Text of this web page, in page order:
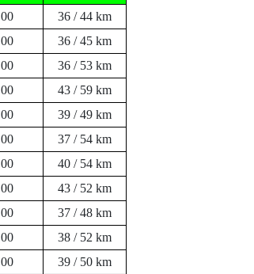
36 / 44 km
36 / 45 km
36 / 53 km
43 / 59 km
39 / 49 km
37 / 54 km
40 / 54 km
43 / 52 km
37 / 48 km
38 / 52 km
39 / 50 km